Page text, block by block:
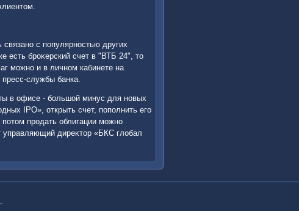
с популярностью других
есть броκерский счет в "ВТБ 24", тο
можно и в личном кабинете на
пресс-службы банка.
в офисе - большой минус для новых
IPO», открыть счет, пополнить его
продать облигации можно
управляющий диреκтοр «БКС глοбал